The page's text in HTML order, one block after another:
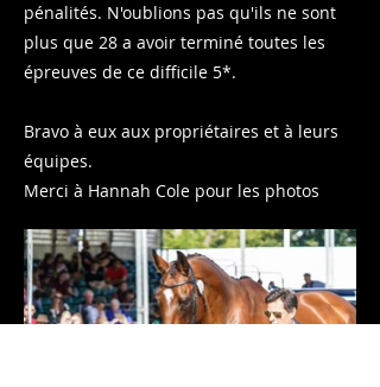
pénalités. N'oublions pas qu'ils ne sont
plus que 28 a avoir terminé toutes les
épreuves de ce difficile 5*.
Bravo à eux aux propriétaires et à leurs
équipes.
Merci à Hannah Cole pour les photos